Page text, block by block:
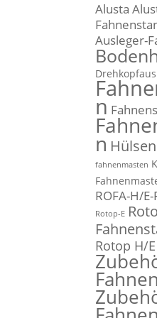
Alusta
Ausleger-
n
n
fahnenmasten
ROFA-H/
Rotop-E
Rotop H/E